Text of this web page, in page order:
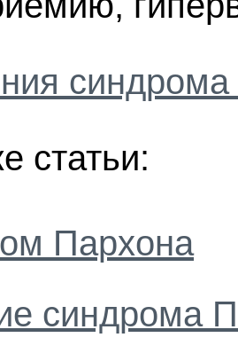
статьи:
Пархона
cиндрома